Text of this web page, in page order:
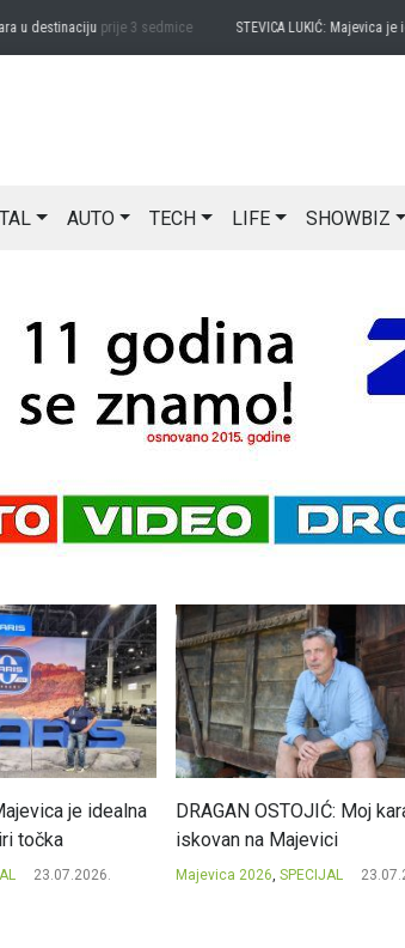
destinacijuprije 3 sedmice STEVICA LUKIĆ: Majevica je
AUTO TECH LIFE SHOWBIZ
je idealna
točka
23.07.2026.
DRAGAN OSTOJIĆ: Moj
iskovan na Majevici
Majevica 2026, SPECIJAL